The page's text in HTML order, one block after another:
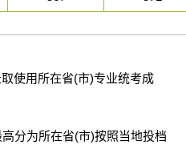
使用所在省(市)专业统考成
分为所在省(市)按照当地投档